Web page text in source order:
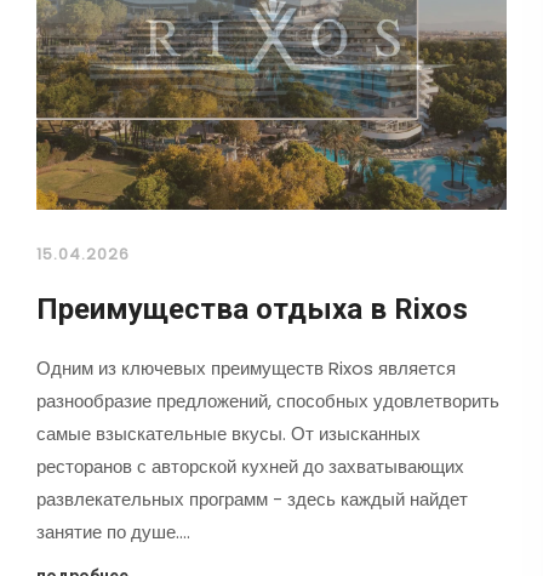
15.04.2026
Преимущества отдыха в Rixos
Одним из ключевых преимуществ Rixos является
разнообразие предложений, способных удовлетворить
самые взыскательные вкусы. От изысканных
ресторанов с авторской кухней до захватывающих
развлекательных программ - здесь каждый найдет
занятие по душе.…